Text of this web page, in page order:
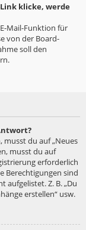
klicke, werde
Mail-Funktion für
von der Board-
soll den
musst du auf „Neues
musst du auf
erforderlich
Berechtigungen sind
aufgelistet. Z. B. „Du
erstellen“ usw.